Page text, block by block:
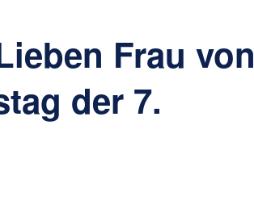
Frau von
der 7.